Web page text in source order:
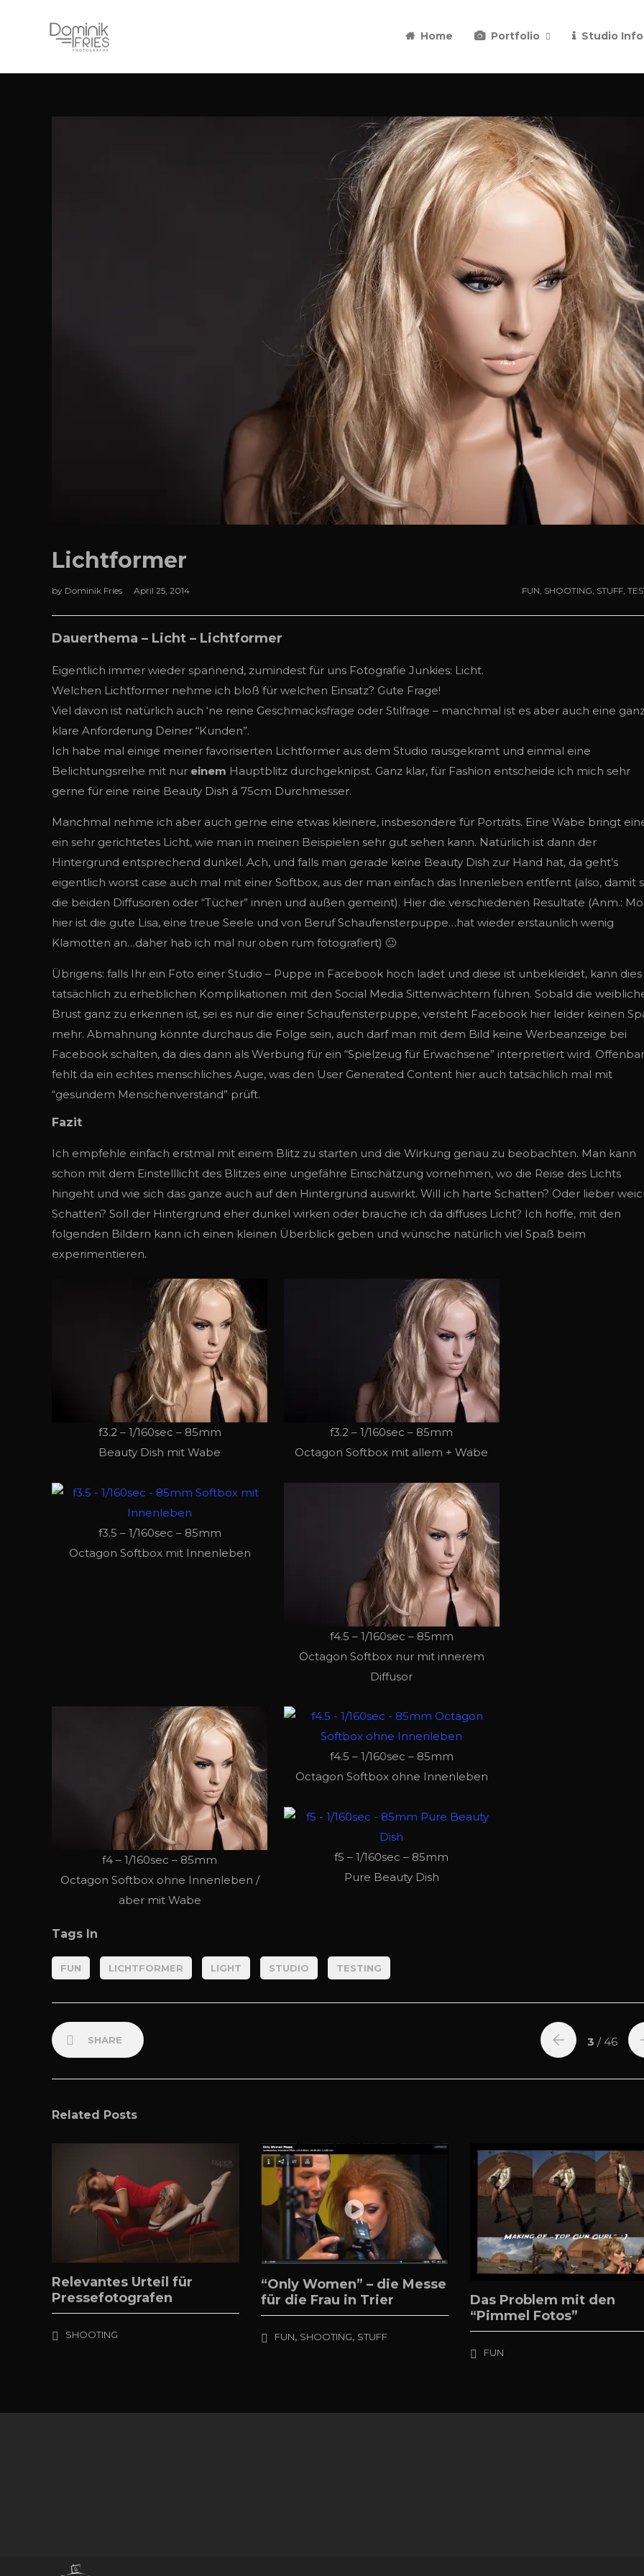
Home Portfolio Studio
Lichtformer
by Dominik Fries April 25, 2014 FUN, SHOOTING, STUFF,
Dauerthema – Licht – Lichtformer
Eigentlich immer wieder spannend, zumindest für uns Fotografie Junkies: Licht.
Welchen Lichtformer nehme ich bloß für welchen Einsatz? Gute Frage!
Viel davon ist natürlich auch ‘ne reine Geschmacksfrage oder Stilfrage – manchmal ist es aber auch eine
klare Anforderung Deiner “Kunden”.
Ich habe mal einige meiner favorisierten Lichtformer aus dem Studio rausgekramt und einmal eine
Belichtungsreihe mit nur einem Hauptblitz durchgeknipst. Ganz klar, für Fashion entscheide ich mich sehr
gerne für eine reine Beauty Dish á 75cm Durchmesser.
Manchmal nehme ich aber auch gerne eine etwas kleinere, insbesondere für Porträts. Eine Wabe bringt
ein sehr gerichtetes Licht, wie man in meinen Beispielen sehr gut sehen kann. Natürlich ist dann der
Hintergrund entsprechend dunkel. Ach, und falls man gerade keine Beauty Dish zur Hand hat, da geht’s
eigentlich worst case auch mal mit einer Softbox, aus der man einfach das Innenleben entfernt (also, damit
die beiden Diffusoren oder “Tücher” innen und außen gemeint). Hier die verschiedenen Resultate (Anm.:
hier ist die gute Lisa, eine treue Seele und von Beruf Schaufensterpuppe…hat wieder erstaunlich wenig
Klamotten an…daher hab ich mal nur oben rum fotografiert) 🙂
Übrigens: falls Ihr ein Foto einer Studio – Puppe in Facebook hoch ladet und diese ist unbekleidet, kann dies
tatsächlich zu erheblichen Komplikationen mit den Social Media Sittenwächtern führen. Sobald die
Brust ganz zu erkennen ist, sei es nur die einer Schaufensterpuppe, versteht Facebook hier leider keinen
mehr. Abmahnung könnte durchaus die Folge sein, auch darf man mit dem Bild keine Werbeanzeige bei
Facebook schalten, da dies dann als Werbung für ein “Spielzeug für Erwachsene” interpretiert wird. Offenbar
fehlt da ein echtes menschliches Auge, was den User Generated Content hier auch tatsächlich mal mit
“gesundem Menschenverstand” prüft.
Fazit
Ich empfehle einfach erstmal mit einem Blitz zu starten und die Wirkung genau zu beobachten. Man kann
schon mit dem Einstelllicht des Blitzes eine ungefähre Einschätzung vornehmen, wo die Reise des Lichts
hingeht und wie sich das ganze auch auf den Hintergrund auswirkt. Will ich harte Schatten? Oder lieber
Schatten? Soll der Hintergrund eher dunkel wirken oder brauche ich da diffuses Licht? Ich hoffe, mit den
folgenden Bildern kann ich einen kleinen Überblick geben und wünsche natürlich viel Spaß beim
experimentieren.
f3.2 – 1/160sec – 85mm
Beauty Dish mit Wabe
f3.2 – 1/160sec – 85mm
Octagon Softbox mit allem + Wabe
f3.5 – 1/160sec – 85mm
Octagon Softbox mit Innenleben
f4.5 – 1/160sec – 85mm
Octagon Softbox nur mit innerem
Diffusor
f4 – 1/160sec – 85mm
Octagon Softbox ohne Innenleben /
aber mit Wabe
f4.5 – 1/160sec – 85mm
Octagon Softbox ohne Innenleben
f5 – 1/160sec – 85mm
Pure Beauty Dish
Tags In
FUN LICHTFORMER LIGHT STUDIO TESTING
SHARE 3 / 46
Related Posts
Relevantes Urteil für
Pressefotografen
SHOOTING
“Only Women” – die Messe
für die Frau in Trier
FUN, SHOOTING, STUFF
Das Problem mit den
“Pimmel Fotos”
FUN